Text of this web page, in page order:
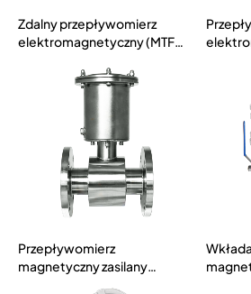
Zdalny przepływomierz
elektromagnetyczny (MTF-
Przepływomierz
magnetyczny zasilany
bateryjnie (MTF-B)